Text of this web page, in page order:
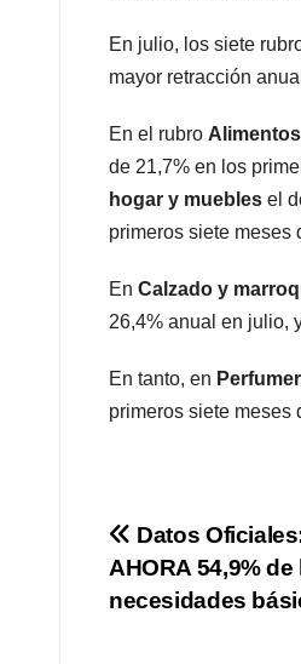
En julio, los siete
mayor retracción
En el rubro
de 21,7% en los
hogar y muebles el
primeros siete meses
En Calzado y
26,4% anual en julio,
En tanto, en
primeros siete meses
de
Datos
AHORA 54,9%
necesidades